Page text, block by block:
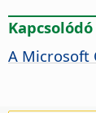
A Microsoft